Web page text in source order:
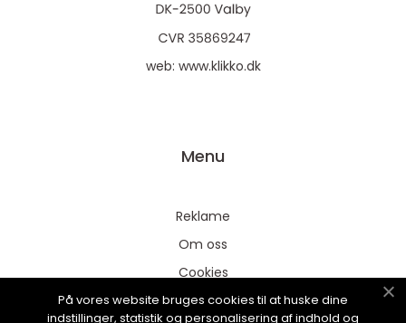
web: www.klikko.dk
Menu
Reklame
Om oss
Cookies
Kontakt Oss
På vores website bruges cookies til at huske dine
indstillinger, statistik og personalisering af indhold og